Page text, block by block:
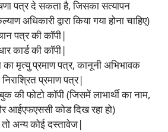
पत्र दे सकता है, जिसका सत्यापन
अधिकारी द्वारा किया गया होना चाहिए)
पत्र की कॉपी|
कार्ड की कॉपी|
का मृत्यु प्रमाण पत्र, कानूनी अभिभावक
प्रमाण पत्र|
की फोटो कॉपी (जिसमें लाभार्थी का नाम,
आईएफएससी कोड दिख रहा हो)
अन्य कोई दस्तावेज|